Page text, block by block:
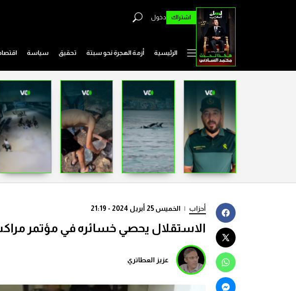
اشتراك دخول
الرئيسية أزمة الهجرة نحو سبتة تحقيق سياسة
أحزاب | الخميس 25 أبريل 2024 - 21:19
الاستقلال يحصي خسائره في مؤتمر
عزيز العطاتري